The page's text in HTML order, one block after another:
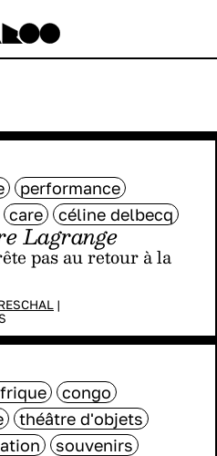
Lagrange
pas au retour à la
|
performance
care céline delbecq
congo
théâtre d'objets
souvenirs